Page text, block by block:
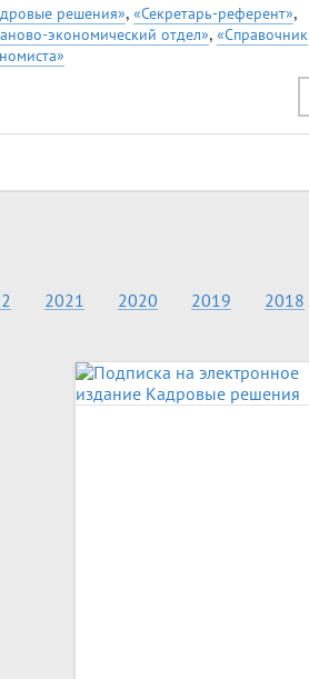
решения», «Секретарь-референт»,
экономический отдел», «Справочник
2021 2020 2019 2018